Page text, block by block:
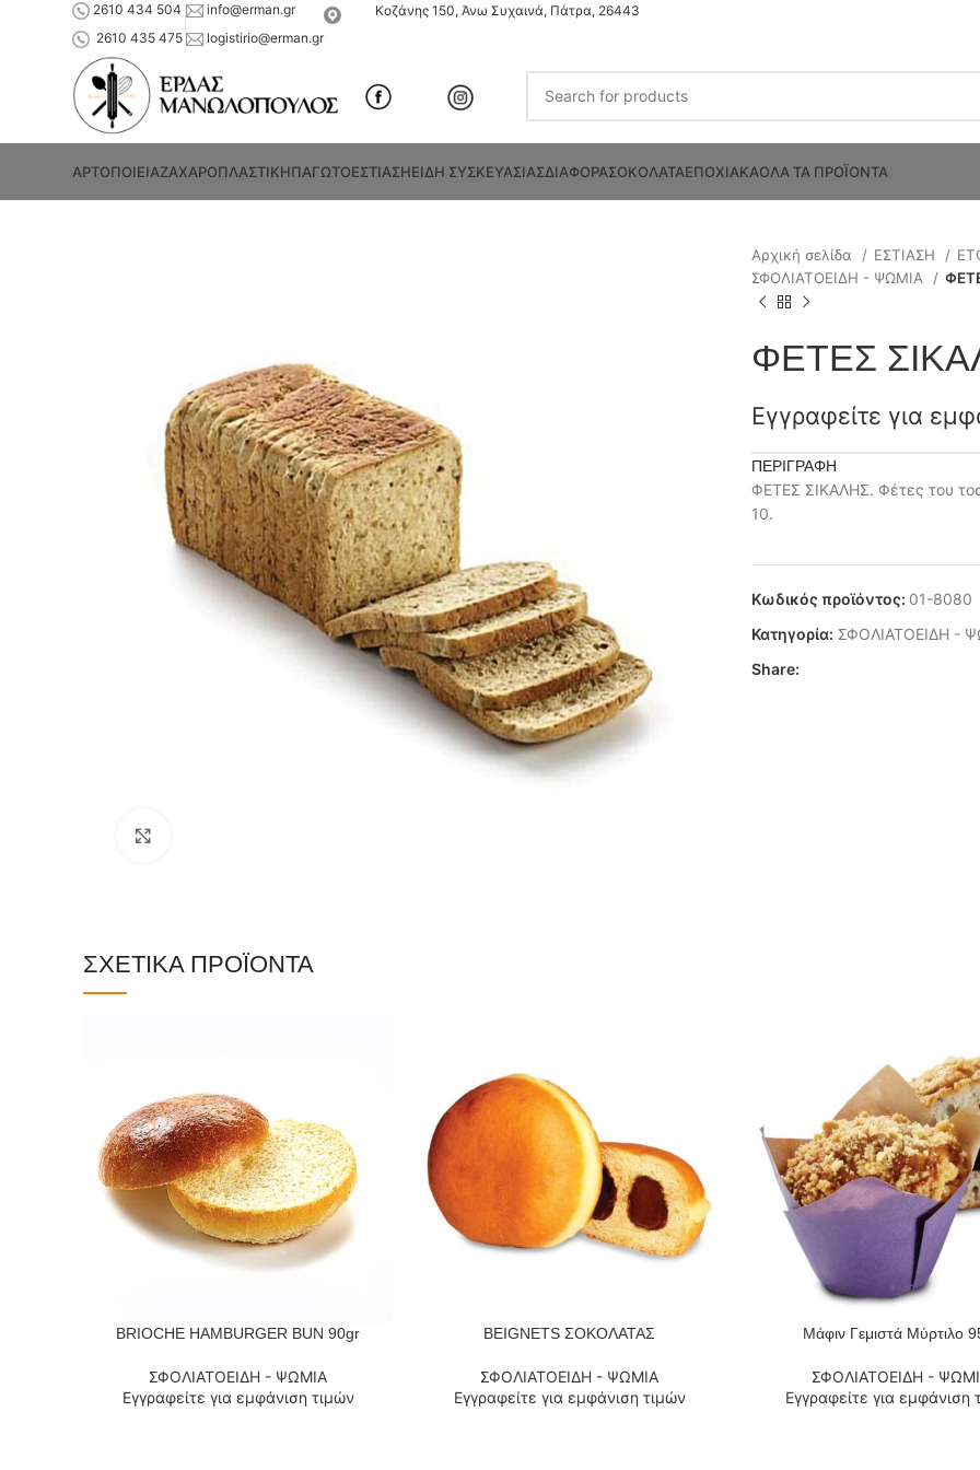
2610 434 504
2610 435 475
info@erman.gr
logistirio@erman.gr
Κοζάνης 150, Άνω Συχαινά, Πάτρα, 26443
ΑΡΤΟΠΟΙΕΙΑΖΑΧΑΡΟΠΛΑΣΤΙΚΗΠΑΓΩΤΟΕΣΤΙΑΣΗΕΙΔΗ ΣΥΣΚΕΥΑΣΙΑΣΔΙΑΦΟΡΑΣΟΚΟΛΑΤΑΕΠΟΧΙΑΚΑΟΛΑ ΤΑ ΠΡΟΪΟΝΤΑ
Αρχική σελίδα ΕΣΤΙΑΣΗ
ΣΦΟΛΙΑΤΟΕΙΔΗ - ΨΩΜΙΑ
ΦΕΤΕΣ
Εγγραφείτε για
ΠΕΡΙΓΡΑΦΉ
ΦΕΤΕΣ ΣΙΚΑΛΗΣ. Φέτες του
10.
Κωδικός προϊόντος: 01-8080
Κατηγορία: ΣΦΟΛΙΑΤΟΕΙΔΗ -
Share:
ΣΧΕΤΙΚΆ ΠΡΟΪΌΝΤΑ
ΔΙΑΒΆΣΤΕ ΠΕΡΙΣΣΌΤΕΡΑ
BRIOCHE HAMBURGER BUN 90gr
ΣΦΟΛΙΑΤΟΕΙΔΗ - ΨΩΜΙΑ
Εγγραφείτε για εμφάνιση τιμών
ΔΙΑΒΆΣΤΕ ΠΕΡΙΣΣΌΤΕΡΑ
BEIGNETS ΣΟΚΟΛΑΤΑΣ
ΣΦΟΛΙΑΤΟΕΙΔΗ - ΨΩΜΙΑ
Εγγραφείτε για εμφάνιση τιμών
ΔΙΑΒΆΣΤΕ ΠΕΡΙΣΣΌΤΕΡΑ
Μάφιν Γεμιστά Μύρτιλο
ΣΦΟΛΙΑΤΟΕΙΔΗ -
Εγγραφείτε για εμφάνιση